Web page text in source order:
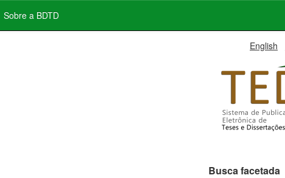
Sobre a BDTD
English
Busca facetada